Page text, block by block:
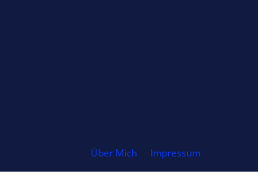
Über Mich Impressum